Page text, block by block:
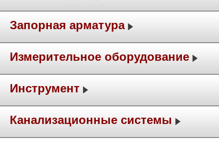
Запорная арматура
Измерительное оборудование
Инструмент
Канализационные системы